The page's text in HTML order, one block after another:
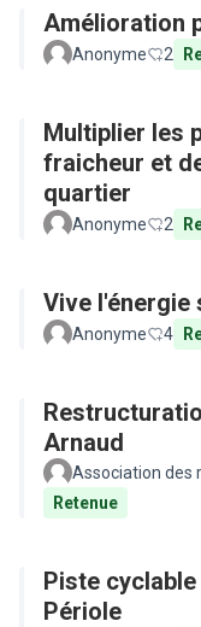
Amélioration
Anonyme 2
Multiplier les
fraicheur et
quartier
Anonyme 2
Vive l'énergie
Anonyme 4
Arnaud
Association des
Retenue
Piste
Périole